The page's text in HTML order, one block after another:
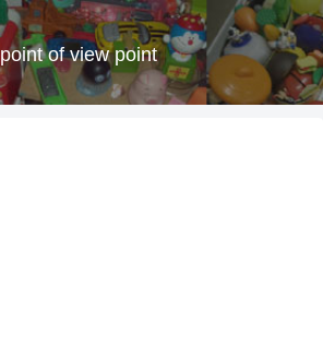
point of view point